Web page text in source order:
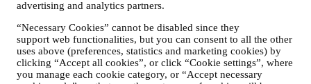
advertising and analytics partners.
“Necessary Cookies” cannot be disabled since they
support web functionalities, but you can consent to all the other
uses above (preferences, statistics and marketing cookies) by
clicking “Accept all cookies”, or click “Cookie settings”, where
you manage each cookie category, or “Accept necessary
genieten van onze diensten, zoals sneller afrekenen, meerdere
Elke verwerkingsactiviteit is vereist om ons in staat te stellen
deze diensten aan u als Le Creuset-accounthouder te leveren.
OM UW BESTELLINGEN TE BEHEREN EN OM ONZE
PRODUCTEN, DIENSTEN EN ASSISTENTIE AAN U
TE LEVEREN